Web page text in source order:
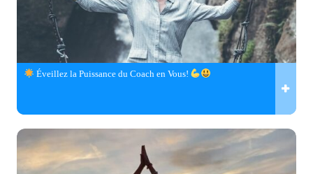
Éveillez la Puissance du Coach en Vous!